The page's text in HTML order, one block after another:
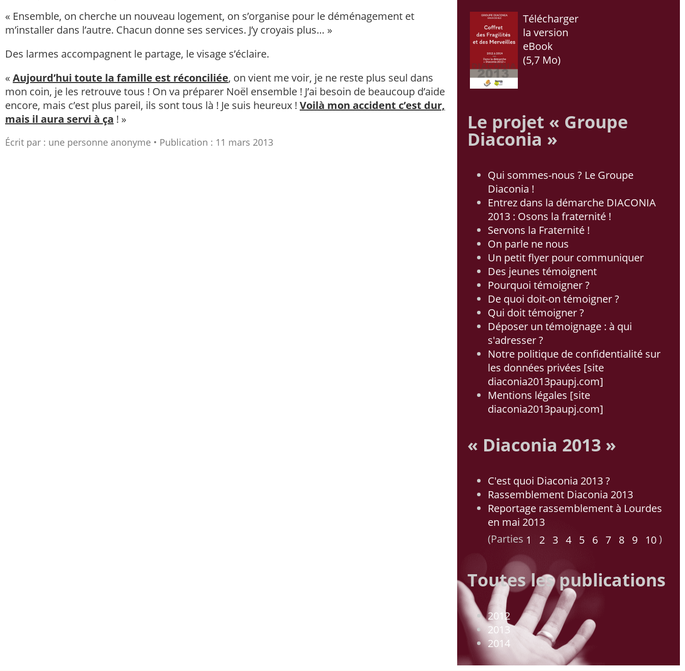
« Ensemble, on cherche un nouveau logement, on s’organise pour le déménagement et
m’installer dans l’autre. Chacun donne ses services. J’y croyais plus… »
Des larmes accompagnent le partage, le visage s’éclaire.
« Aujourd’hui toute la famille est réconciliée, on vient me voir, je ne reste plus seul dans
mon coin, je les retrouve tous ! On va préparer Noël ensemble ! J’ai besoin de beaucoup d’aide
encore, mais c’est plus pareil, ils sont tous là ! Je suis heureux ! Voilà mon accident c’est dur,
mais il aura servi à ça ! »
Écrit par : une personne anonyme Publication : 11 mars 2013
Télécharger
la version
eBook
(5,7 Mo)
Le projet « Groupe
Diaconia »
Qui sommes-nous ? Le Groupe
Diaconia !
Entrez dans la démarche DIACONIA
2013 : Osons la fraternité !
Servons la Fraternité !
On parle ne nous
Un petit flyer pour communiquer
Des jeunes témoignent
Pourquoi témoigner ?
De quoi doit-on témoigner ?
Qui doit témoigner ?
Déposer un témoignage : à qui
s'adresser ?
Notre politique de confidentialité sur
les données privées [site
diaconia2013paupj.com]
Mentions légales [site
diaconia2013paupj.com]
« Diaconia 2013 »
C'est quoi Diaconia 2013 ?
Rassemblement Diaconia 2013
Reportage rassemblement à Lourdes
en mai 2013
(Parties 1 2 3 4 5 6 7 8 9 10)
Toutes les publications
2012
2013
2014